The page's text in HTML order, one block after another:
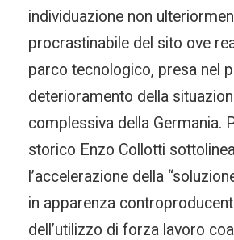
individuazione non
procrastinabile del sito ove
parco tecnologico, presa nel
deterioramento della
complessiva della Germania.
storico Enzo Collotti
l’accelerazione della
in apparenza
dell’utilizzo di forza lavoro